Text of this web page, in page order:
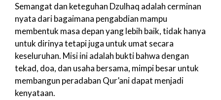
Semangat dan keteguhan Dzulhaq adalah cerminan
nyata dari bagaimana pengabdian mampu
membentuk masa depan yang lebih baik, tidak hanya
untuk dirinya tetapi juga untuk umat secara
keseluruhan. Misi ini adalah bukti bahwa dengan
tekad, doa, dan usaha bersama, mimpi besar untuk
membangun peradaban Qur’ani dapat menjadi
kenyataan.